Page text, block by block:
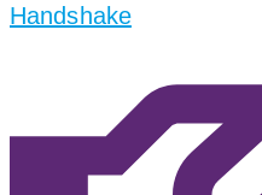
Handshake